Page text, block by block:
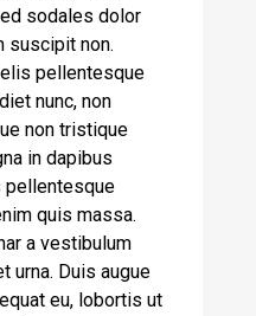
sodales dolor
suscipit non.
pellentesque
nunc, non
non tristique
in dapibus
pellentesque
quis massa.
a vestibulum
urna. Duis augue
eu, lobortis ut